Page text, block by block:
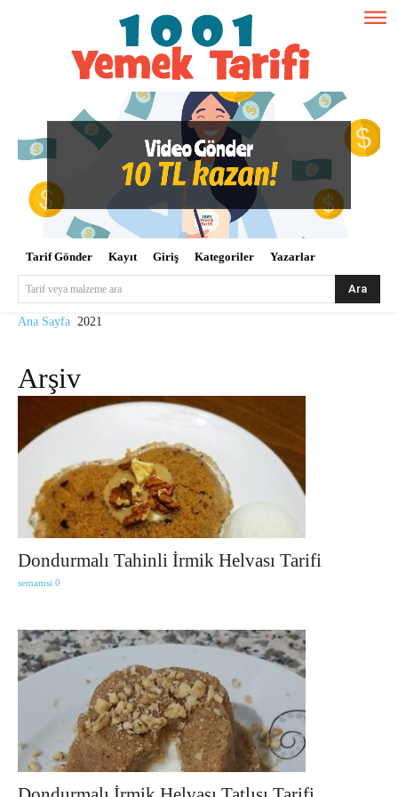
Tarif Gönder Kayıt Giriş Kategoriler Yazarlar
Tarif veya malzeme ara Ara
Ana Sayfa 2021
Arşiv
Dondurmalı Tahinli İrmik Helvası Tarifi
semamsi 0